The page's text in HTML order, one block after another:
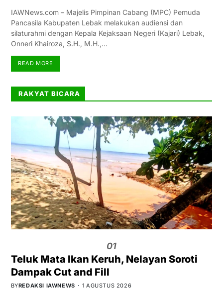
IAWNews.com – Majelis Pimpinan Cabang (MPC) Pemuda
Pancasila Kabupaten Lebak melakukan audiensi dan
silaturahmi dengan Kepala Kejaksaan Negeri (Kajari) Lebak,
Onneri Khairoza, S.H., M.H.,…
READ MORE
RAKYAT BICARA
01
Teluk Mata Ikan Keruh, Nelayan Soroti
Dampak Cut and Fill
BYREDAKSI IAWNEWS 1 AGUSTUS 2026